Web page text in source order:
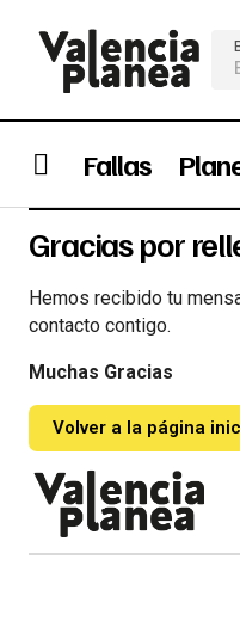
Fallas
Gracias por
Hemos recibido tu
contacto contigo.
Muchas Gracias
Volver a la página